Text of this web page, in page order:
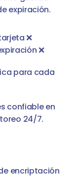
expiración.
❌
❌
para cada
confiable en
24/7.
encriptación